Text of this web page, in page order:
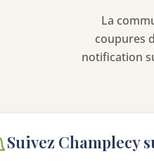
La
coupures
notification
Suivez Champlecy